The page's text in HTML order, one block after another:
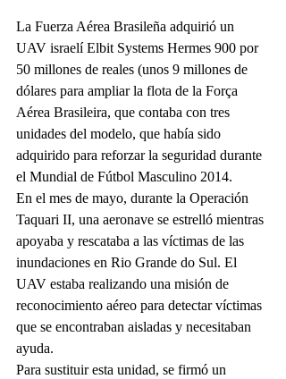
La Fuerza Aérea Brasileña adquirió un
UAV israelí Elbit Systems Hermes 900 por
50 millones de reales (unos 9 millones de
dólares para ampliar la flota de la Força
Aérea Brasileira, que contaba con tres
unidades del modelo, que había sido
adquirido para reforzar la seguridad durante
el Mundial de Fútbol Masculino 2014.
En el mes de mayo, durante la Operación
Taquari II, una aeronave se estrelló mientras
apoyaba y rescataba a las víctimas de las
inundaciones en Rio Grande do Sul. El
UAV estaba realizando una misión de
reconocimiento aéreo para detectar víctimas
que se encontraban aisladas y necesitaban
ayuda.
Para sustituir esta unidad, se firmó un